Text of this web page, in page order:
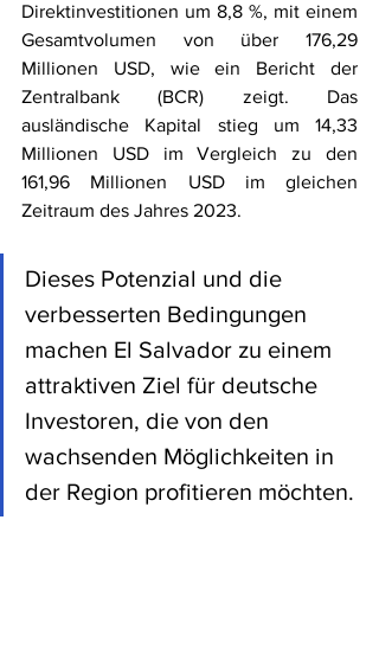
Direktinvestitionen um 8,8 %, mit einem
Gesamtvolumen von über 176,29
Millionen USD, wie ein Bericht der
Zentralbank (BCR) zeigt. Das
ausländische Kapital stieg um 14,33
Millionen USD im Vergleich zu den
161,96 Millionen USD im gleichen
Zeitraum des Jahres 2023.
Dieses Potenzial und die
verbesserten Bedingungen
machen El Salvador zu einem
attraktiven Ziel für deutsche
Investoren, die von den
wachsenden Möglichkeiten in
der Region profitieren möchten.